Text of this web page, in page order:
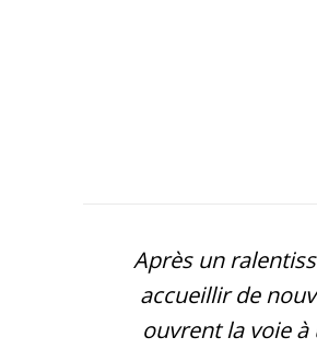
Après un
accueillir de
ouvrent la voie